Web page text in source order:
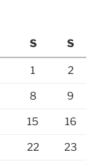
S S
1 2
8 9
15 16
22 23